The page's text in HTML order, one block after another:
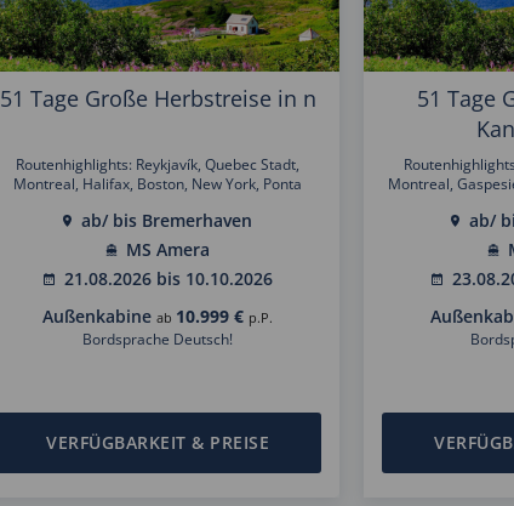
51 Tage Große Herbstreise in n
Routenhighlights: Reykjavík, Quebec Stadt,
Montreal, Halifax, Boston, New York, Ponta
ab/ bis Bremerhaven
MS Amera
21.08.2026 bis 10.10.2026
Außenkabine ab 10.999 € p.P.
Bordsprache Deutsch!
VERFÜGBARKEIT & PREISE
51 Tage
Montreal,
ab/